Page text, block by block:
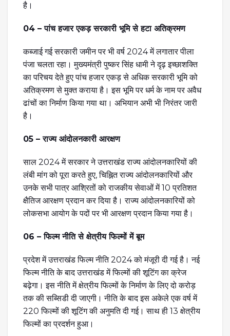
है।
04 – पांच हजार एकड़ सरकारी भूमि से हटा अतिक्रमण
कब्जाई गई सरकारी जमीन पर भी वर्ष 2024 में लगातार पीला
पंजा चलता रहा। मुख्यमंत्री पुष्कर सिंह धामी ने दृढ़ इच्छाशक्ति
का परिचय देते हुए पांच हजार एकड़ से अधिक सरकारी भूमि को
अतिक्रमण से मुक्त कराया है। इस भूमि पर धर्म के नाम पर अवैध
ढांचों का निर्माण किया गया था। अभियान अभी भी निरंतर जारी
है।
05 – राज्य आंदोलनकारी आरक्षण
साल 2024 में सरकार ने उत्तराखंड राज्य आंदोलनकारियों की
लंबी मांग को पूरा करते हुए, चिह्नित राज्य आंदोलनकारियों और
उनके सभी पात्र आश्रितों को राजकीय सेवाओं में 10 प्रतिशत
क्षैतिज आरक्षण प्रदान कर दिया है। राज्य आंदोलनकारियों को
लोकसभा आयोग के पदों पर भी आरक्षण प्रदान किया गया है।
06 – फिल्म नीति से क्षेत्रीय फिल्मों में बूम
प्रदेश में उत्तराखंड फिल्म नीति 2024 को मंजूरी दी गई है। नई
फिल्म नीति के बाद उत्तराखंड में फिल्मों की शूटिंग का क्रेज
बढ़ेगा। इस नीति में क्षेत्रीय फिल्मों के निर्माण के लिए दो करोड़
तक की सब्सिडी दी जाएगी। नीति के बाद इस अकेले एक वर्ष में
220 फिल्मों की शूटिंग की अनुमति दी गई। साथ ही 13 क्षेत्रीय
फिल्मों का प्रदर्शन हुआ।